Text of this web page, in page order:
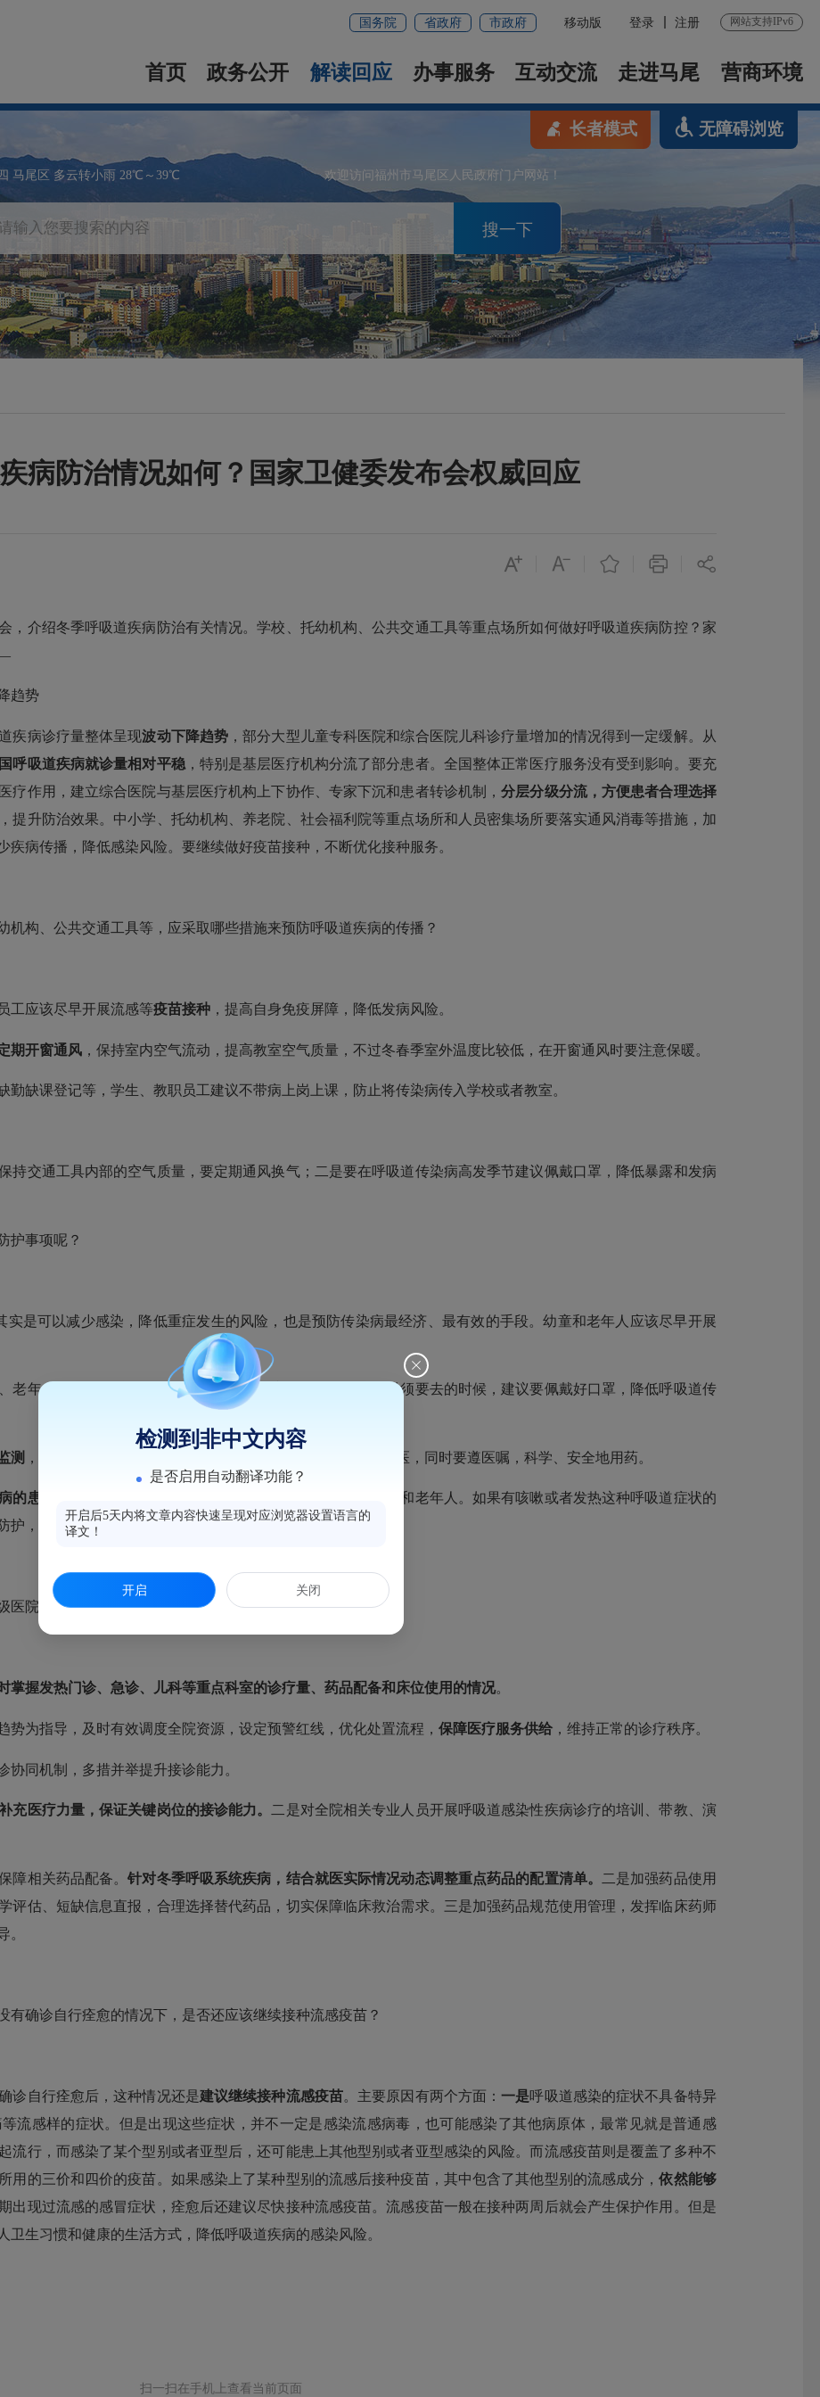
国务院 省政府 市政府 移动版 登录 注册 网站支持IPv6
首页 政务公开 解读回应 办事服务 互动交流 走进马尾 营商环境
马尾区 多云转小雨 28℃～39℃ 欢迎访问福州市马尾区人民政府门户网站！
搜一下
长者模式 无障碍浏览
病防治情况如何？国家卫健委发布会权威回应
介绍冬季呼吸道疾病防治有关情况。学校、托幼机构、公共交通工具等重点场所如何做好呼吸道疾病防控？家
趋势
疾病诊疗量整体呈现波动下降趋势 ，部分大型儿童专科医院和综合医院儿科诊疗量增加的情况得到一定缓解。从
呼吸道疾病就诊量相对平稳，特别是基层医疗机构分流了部分患者。全国整体正常医疗服务没有受到影响。要充
疗作用，建立综合医院与基层医疗机构上下协作、专家下沉和患者转诊机制，分层分级分流，方便患者合理选择
提升防治效果。中小学、托幼机构、养老院、社会福利院等重点场所和人员密集场所要落实通风消毒等措施，加
病传播，降低感染风险。要继续做好疫苗接种，不断优化接种服务。
构、公共交通工具等，应采取哪些措施来预防呼吸道疾病的传播？
应该尽早开展流感等疫苗接种 ，提高自身免疫屏障，降低发病风险。
期开窗通风 ，保持室内空气流动，提高教室空气质量，不过冬春季室外温度比较低，在开窗通风时要注意保暖。
勤缺课登记等，学生、教职员工建议不带病上岗上课，防止将传染病传入学校或者教室。
交通工具内部的空气质量，要定期通风换气；二是要在呼吸道传染病高发季节建议佩戴口罩，降低暴露和发病
事项呢？
实是可以减少感染，降低重症发生的风险，也是预防传染病最经济、最有效的手段。幼童和老年人应该尽早开展
年人应该 尽量避免前往人员密集、相对密闭的场所
，如果必须要去的时候，建议要佩戴好口罩，降低呼吸道传
测 ，如果出现了发热、咳嗽等呼吸道感染的症状，应该尽早就医，同时要遵医嘱，科学、安全地用药。
的患者，应该避免接触其他的家庭成员
，尤其是避免接触幼童和老年人。如果有咳嗽或者发热这种呼吸道症状的
护，避免交叉感染。
院制定了哪些应对预案？
掌握发热门诊、急诊、儿科等重点科室的诊疗量、药品配备和床位使用的情况。
为指导，及时有效调度全院资源，设定预警红线，优化处置流程，保障医疗服务供给 ，维持正常的诊疗秩序。
同机制，多措并举提升接诊能力。
充医疗力量，保证关键岗位的接诊能力。 二是对全院相关专业人员开展呼吸道感染性疾病诊疗的培训、带教、演
障相关药品配备。针对冬季呼吸系统疾病，结合就医实际情况动态调整重点药品的配置清单。
二是加强药品使用
评估、短缺信息直报，合理选择替代药品，切实保障临床救治需求。三是加强药品规范使用管理，发挥临床药师
。
确诊自行痊愈的情况下，是否还应该继续接种流感疫苗？
自行痊愈后，这种情况还是建议继续接种流感疫苗。主要原因有两个方面：一是呼吸道感染的症状不具备特异
流感样的症状。但是出现这些症状，并不一定是感染流感病毒，也可能感染了其他病原体，最常见就是普通感
流行，而感染了某个型别或者亚型后，还可能患上其他型别或者亚型感染的风险。而流感疫苗则是覆盖了多种不
用的三价和四价的疫苗。如果感染上了某种型别的流感后接种疫苗，其中包含了其他型别的流感成分，依然能够
出现过流感的感冒症状，痊愈后还建议尽快接种流感疫苗。流感疫苗一般在接种两周后就会产生保护作用。但是
生习惯和健康的生活方式，降低呼吸道疾病的感染风险。
扫一扫在手机上查看当前页面
检测到非中文内容
是否启用自动翻译功能？
开启后5天内将文章内容快速呈现对应浏览器设置语言的
译文！
开启 关闭